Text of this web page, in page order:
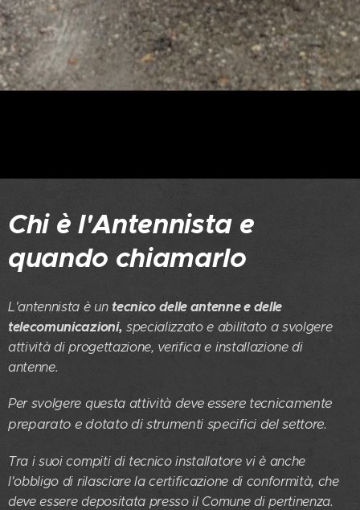
Chi è l'Antennista e
quando chiamarlo
L'antennista è un tecnico delle antenne e delle
telecomunicazioni, specializzato e abilitato a svolgere
attività di progettazione, verifica e installazione di
antenne.
Per svolgere questa attività deve essere tecnicamente
preparato e dotato di strumenti specifici del settore.
Tra i suoi compiti di tecnico installatore vi è anche
l'obbligo di rilasciare la certificazione di conformità, che
deve essere depositata presso il Comune di pertinenza.